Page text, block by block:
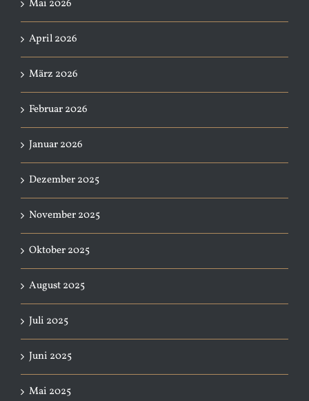
Mai 2026
April 2026
März 2026
Februar 2026
Januar 2026
Dezember 2025
November 2025
Oktober 2025
August 2025
Juli 2025
Juni 2025
Mai 2025